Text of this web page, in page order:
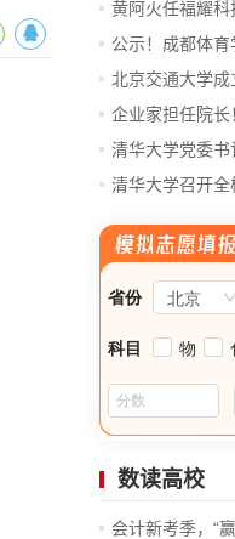
前...
黄阿火任福耀
公示！成都体
通...
北京交通大学
企业家担任院
院
清华大学党委
清华大学召开
数读高校
会计新考季，“